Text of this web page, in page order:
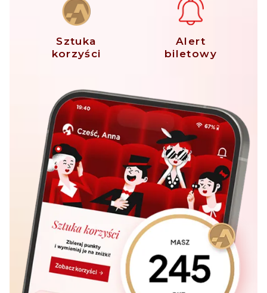
Sztuka
korzyści
Alert
biletowy